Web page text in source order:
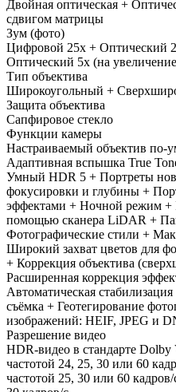
Двойная оптическая +
сдвигом матрицы
Зум (фото)
Цифровой 25x + Оптический
Оптический 5x (на
Тип объектива
Широкоугольный +
Защита объектива
Сапфировое стекло
Функции камеры
Настраиваемый объектив по-
Адаптивная вспышка True
Умный HDR 5 + Портреты
фокусировки и глубины +
эффектами + Ночной режим
помощью сканера LiDAR +
Фотографические стили +
Широкий захват цветов для
+ Коррекция объектива
Расширенная коррекция
Автоматическая
съёмка + Геотегирование
изображений: HEIF, JPEG и
Разрешение видео
HDR‑видео в стандарте
частотой 24, 25, 30 или 60
частотой 25, 30 или 60